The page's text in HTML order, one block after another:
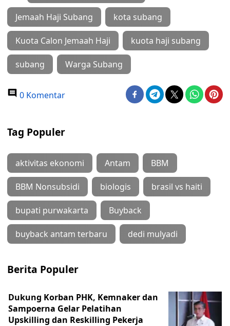
Jemaah Haji Subang kota subang
Kuota Calon Jemaah Haji kuota haji subang
subang Warga Subang
0 Komentar
Tag Populer
aktivitas ekonomi Antam BBM
BBM Nonsubsidi biologis brasil vs haiti
bupati purwakarta Buyback
buyback antam terbaru dedi mulyadi
Berita Populer
Dukung Korban PHK, Kemnaker dan
Sampoerna Gelar Pelatihan
Upskilling dan Reskilling Pekerja